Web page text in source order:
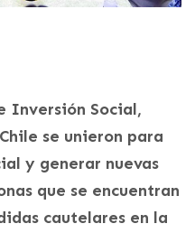
Inversión Social,
se unieron para
y generar nuevas
que se encuentran
cautelares en la